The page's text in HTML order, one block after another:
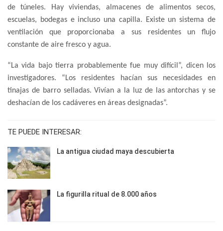
de túneles. Hay viviendas, almacenes de alimentos secos,
escuelas, bodegas e incluso una capilla. Existe un sistema de
ventilación que proporcionaba a sus residentes un flujo
constante de aire fresco y agua.
“La vida bajo tierra probablemente fue muy difícil”, dicen los
investigadores. “Los residentes hacían sus necesidades en
tinajas de barro selladas. Vivían a la luz de las antorchas y se
deshacían de los cadáveres en áreas designadas”.
TE PUEDE INTERESAR:
La antigua ciudad maya descubierta
La figurilla ritual de 8.000 años